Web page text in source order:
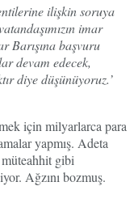
ilişkin soruya
imar
Barışına başvuru
devam edecek,
diye düşünüyoruz.’
için milyarlarca para
yapmış. Adeta
gibi
Ağzını bozmuş.